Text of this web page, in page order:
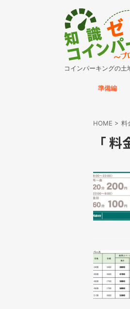
コインパーキングの土
準備編
HOME > 料
「